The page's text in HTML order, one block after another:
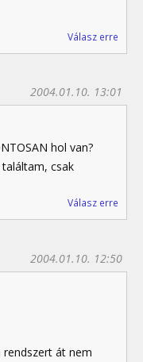
Válasz erre
2004.01.10. 13:01
hol van?
csak
Válasz erre
2004.01.10. 12:50
át nem